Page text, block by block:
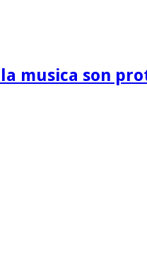
la musica son